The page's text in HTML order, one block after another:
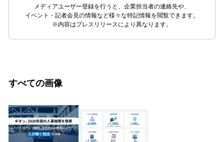
メディアユーザー登録を行うと、企業担当者の連絡先や、
イベント・記者会見の情報など様々な特記情報を閲覧できます。
※内容はプレスリリースにより異なります。
すべての画像